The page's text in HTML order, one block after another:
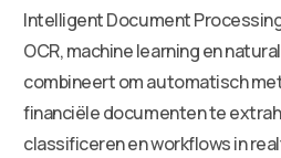
Intelligent Document
OCR, machine learning en
combineert om automatisch
financiële documenten te
classificeren en workflows in